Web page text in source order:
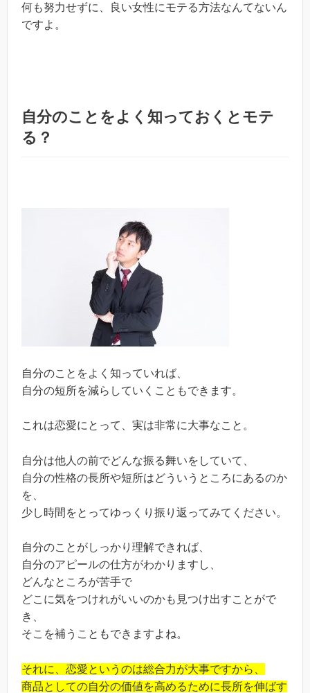
何も努力せずに、良い女性にモテる方法なんてないん
ですよ。
自分のことをよく知っておくとモテ
る？
自分のことをよく知っていれば、
自分の短所を減らしていくこともできます。
これは恋愛にとって、実は非常に大事なこと。
自分は他人の前でどんな振る舞いをしていて、
自分の性格の長所や短所はどういうところにあるのか
を、
少し時間をとってゆっくり振り返ってみてください。
自分のことがしっかり理解できれば、
自分のアピールの仕方がわかりますし、
どんなところが苦手で
どこに気をつけれがいいのかも見つけ出すことがで
き、
そこを補うこともできますよね。
それに、恋愛というのは総合力が大事ですから、
商品としての自分の価値を高めるために長所を伸ばす